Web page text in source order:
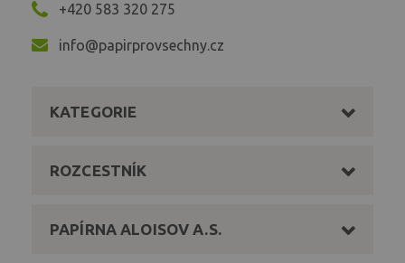
+420 583 320 275
info@papirprovsechny.cz
KATEGORIE
ROZCESTNÍK
PAPÍRNA ALOISOV A.S.